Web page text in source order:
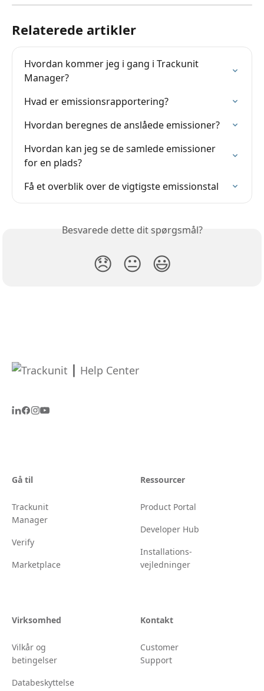
Relaterede artikler
Hvordan kommer jeg i gang i Trackunit
Manager?
Hvad er emissionsrapportering?
Hvordan beregnes de anslåede emissioner?
Hvordan kan jeg se de samlede emissioner
for en plads?
Få et overblik over de vigtigste emissionstal
Besvarede dette dit spørgsmål?
😞 😐 😃
Gå til
Trackunit
Manager
Verify
Marketplace
Ressourcer
Product Portal
Developer Hub
Installations-
vejledninger
Virksomhed
Vilkår og
betingelser
Databeskyttelse
Kontakt
Customer
Support